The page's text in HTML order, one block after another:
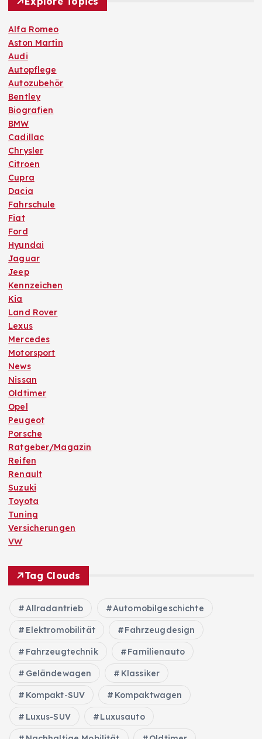
Alfa Romeo
Aston Martin
Audi
Autopflege
Autozubehör
Bentley
Biografien
BMW
Cadillac
Chrysler
Citroen
Cupra
Dacia
Fahrschule
Fiat
Ford
Hyundai
Jaguar
Jeep
Kennzeichen
Kia
Land Rover
Lexus
Mercedes
Motorsport
News
Nissan
Oldtimer
Opel
Peugeot
Porsche
Ratgeber/Magazin
Reifen
Renault
Suzuki
Toyota
Tuning
Versicherungen
VW
Tag Clouds
Allradantrieb Automobilgeschichte
Elektromobilität Fahrzeugdesign
Fahrzeugtechnik Familienauto
Geländewagen Klassiker
Kompakt-SUV Kompaktwagen
Luxus-SUV Luxusauto